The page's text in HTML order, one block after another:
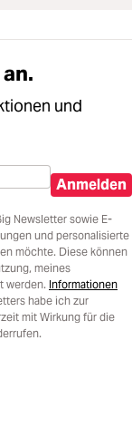
und
Anmelden
Newsletter sowie E-
und personalisierte
möchte. Diese können
meines
werden. Informationen
habe ich zur
mit Wirkung für die